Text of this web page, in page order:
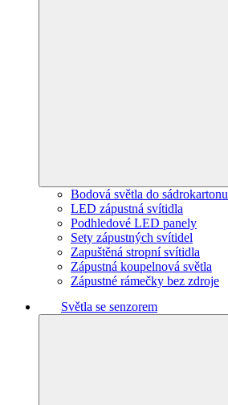
Bodová světla do sádrokartonu
LED zápustná svítidla
Podhledové LED panely
Sety zápustných svítidel
Zapuštěná stropní svítidla
Zápustná koupelnová světla
Zápustné rámečky bez zdroje
Světla se senzorem